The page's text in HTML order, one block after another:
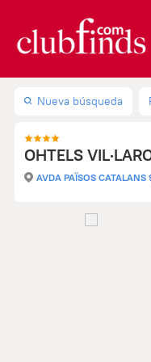
Nueva búsqueda
OHTELS
AVDA PAÏSOS